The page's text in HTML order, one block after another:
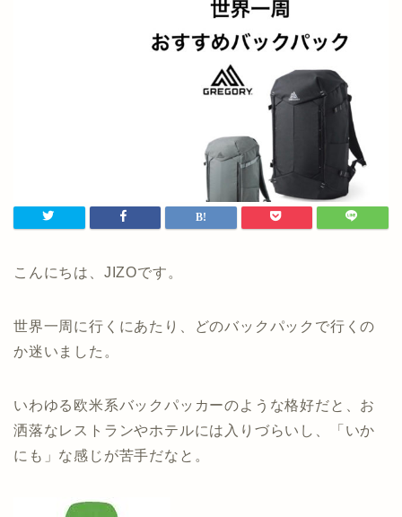
こんにちは、JIZOです。
世界一周に行くにあたり、どのバックパックで行くの
か迷いました。
いわゆる欧米系バックパッカーのような格好だと、お
洒落なレストランやホテルには入りづらいし、「いか
にも」な感じが苦手だなと。